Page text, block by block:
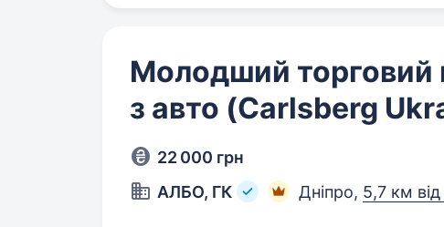
Молодший торговий
з авто (Carlsberg
22 000 грн
АЛБО, ГК
Дніпро, 5,7 км